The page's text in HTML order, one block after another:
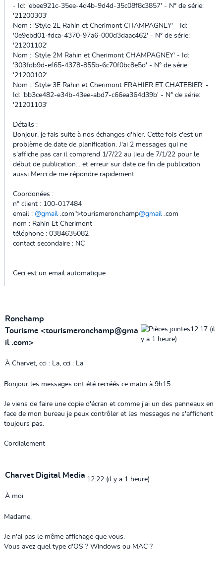
- Id: 'ebee921c-35ee-4d4b-9d4d-35c08f8c3857' - N° de série:
'21200303'
Nom : 'Style 2E Rahin et Cherimont CHAMPAGNEY' - Id:
'0e9ebd01-fdca-4370-97a6-000d3daac462' - N° de série:
'21201102'
Nom : 'Style 2M Rahin et Cherimont CHAMPAGNEY' - Id:
'303fdb9d-ef65-4378-855b-6c70f0bc8e5d' - N° de série:
'21200102'
Nom : 'Style 3E Rahin et Cherimont FRAHIER ET CHATEBIER' -
Id: 'bb3ce482-e34b-43ee-abd7-c66ea364d39b' - N° de série:
'21201103'
Détails :
Bonjour, je fais suite à nos échanges d'hier. Cette fois c'est un
problème de date de planification. J'ai 2 messages qui ne
s'affiche pas car il comprend 1/7/22 au lieu de 7/1/22 pour le
début de publication... et erreur sur date de fin de publication
aussi Merci de me répondre rapidement
Coordonées :
n° client : 100-017484
email : @gmail .com">tourismeronchamp@gmail .com
nom : Rahin Et Cherimont
téléphone : 0384635082
contact secondaire : NC
Ceci est un email automatique.
Ronchamp
Tourisme <tourismeronchamp@gma
il .com>
12:17 (il
y a 1 heure)
À Charvet , cci : La , cci : La
Bonjour les messages ont été recréés ce matin à 9h15.
Je viens de faire une copie d'écran et comme j'ai un des panneaux en
face de mon bureau je peux contrôler et les messages ne s'affichent
toujours pas.
Cordialement
Charvet Digital Media 12:22 (il y a 1 heure)
À moi
​Madame,
Je n'ai pas le même affichage que vous.
​Vous avez quel type d'OS ? Windows ou MAC ?